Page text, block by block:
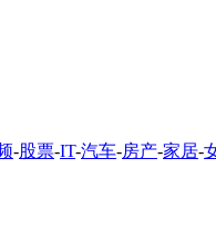
-股票-IT-汽车-房产-家居-